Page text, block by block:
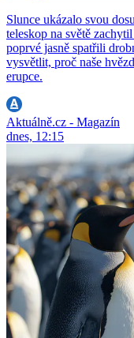
Slunce ukázalo svou
teleskop na světě
poprvé jasně spatřili
vysvětlit, proč naše
erupce.
Aktuálně.cz - Magazín
dnes, 12:15